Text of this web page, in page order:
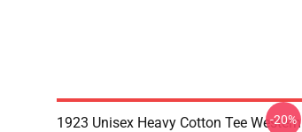
1923 Unisex Heavy Cotton Tee Western
-20%